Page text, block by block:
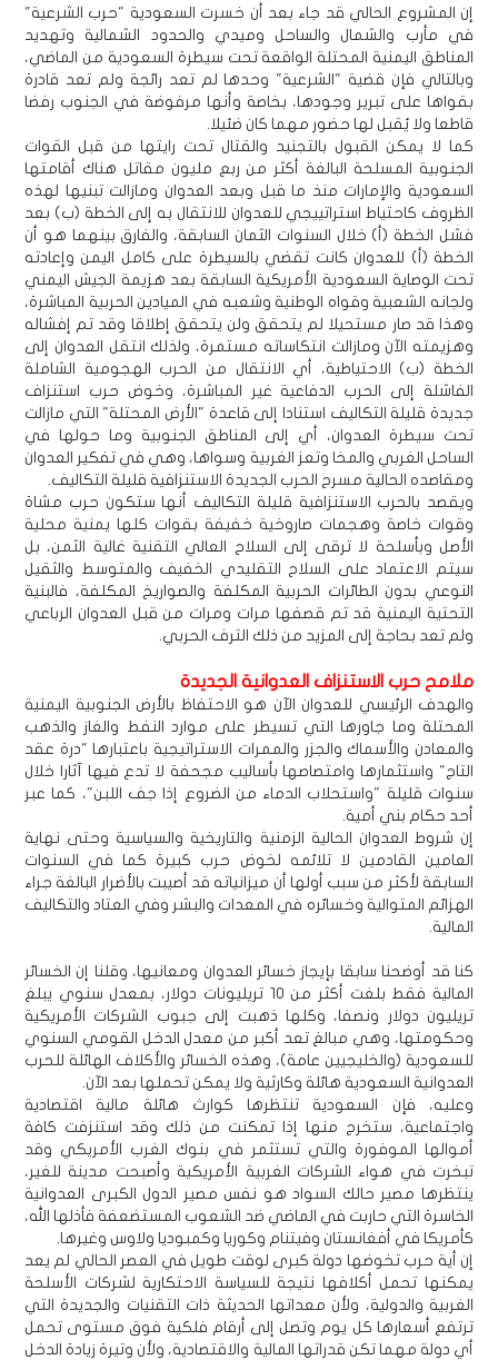
إن المشروع الحالي قد جاء بعد أن خسرت السعودية "حرب الشرعية"
في مأرب والشمال والساحل وميدي والحدود الشمالية وتهديد
المناطق اليمنية المحتلة الواقعة تحت سيطرة السعودية من الماضي،
وبالتالي فإن قضية "الشرعية" وحدها لم تعد رائجة ولم تعد قادرة
بقواها على تبرير وجودها، بخاصة وأنها مرفوضة في الجنوب رفضا
قاطعا ولا يُقبل لها حضور مهما كان ضئيلا.
كما لا يمكن القبول بالتجنيد والقتال تحت رايتها من قبل القوات
الجنوبية المسلحة البالغة أكثر من ربع مليون مقاتل هناك أقامتها
السعودية والإمارات منذ ما قبل وبعد العدوان ومازالت تبنيها لهذه
الظروف كاحتياط استراتييجي للعدوان للانتقال به إلى الخطة (ب) بعد
فشل الخطة (أ) خلال السنوات الثمان السابقة، والفارق بينهما هو أن
الخطة (أ) للعدوان كانت تقضي بالسيطرة على كامل اليمن وإعادته
تحت الوصاية السعودية الأمريكية السابقة بعد هزيمة الجيش اليمني
ولجانه الشعبية وقواه الوطنية وشعبه في الميادين الحربية المباشرة،
وهذا قد صار مستحيلا لم يتحقق ولن يتحقق إطلاقا وقد تم إفشاله
وهزيمته الآن ومازالت انتكاساته مستمرة، ولذلك انتقل العدوان إلى
الخطة (ب) الاحتياطية، أي الانتقال من الحرب الهجومية الشاملة
الفاشلة إلى الحرب الدفاعية غير المباشرة، وخوض حرب استنزاف
جديدة قليلة التكاليف استنادا إلى قاعدة "الأرض المحتلة" التي مازالت
تحت سيطرة العدوان، أي إلى المناطق الجنوبية وما حولها في
الساحل الغربي والمخا وتعز الغربية وسواها، وهي في تفكير العدوان
ومقاصده الحالية مسرح الحرب الجديدة الاستنزافية قليلة التكاليف.
ويقصد بالحرب الاستنزافية قليلة التكاليف أنها ستكون حرب مشاة
وقوات خاصة وهجمات صاروخية خفيفة بقوات كلها يمنية محلية
الأصل وبأسلحة لا ترقى إلى السلاح العالي التقنية غالية الثمن، بل
سيتم الاعتماد على السلاح التقليدي الخفيف والمتوسط والثقيل
النوعي بدون الطائرات الحربية المكلفة والصواريخ المكلفة، فالبنية
التحتية اليمنية قد تم قصفها مرات ومرات من قبل العدوان الرباعي
ولم تعد بحاجة إلى المزيد من ذلك الترف الحربي.
ملامح حرب الاستنزاف العدوانية الجديدة
والهدف الرئيسي للعدوان الآن هو الاحتفاظ بالأرض الجنوبية اليمنية
المحتلة وما جاورها التي تسيطر على موارد النفط والغاز والذهب
والمعادن والأسماك والجزر والممرات الاستراتيجية باعتبارها "درة عقد
التاج" واستثمارها وامتصاصها بأساليب مجحفة لا تدع فيها آثارا خلال
سنوات قليلة "واستحلاب الدماء من الضروع إذا جف اللبن"، كما عبر
أحد حكام بني أمية.
إن شروط العدوان الحالية الزمنية والتاريخية والسياسية وحتى نهاية
العامين القادمين لا تلائمه لخوض حرب كبيرة كما في السنوات
السابقة لأكثر من سبب أولها أن ميزانياته قد أصيبت بالأضرار البالغة جراء
الهزائم المتوالية وخسائره في المعدات والبشر وفي العتاد والتكاليف
المالية.
كنا قد أوضحنا سابقا بإيجاز خسائر العدوان ومعانيها، وقلنا إن الخسائر
المالية فقط بلغت أكثر من 10 تريليونات دولار، بمعدل سنوي يبلغ
تريليون دولار ونصفا، وكلها ذهبت إلى جبوب الشركات الأمريكية
وحكومتها، وهي مبالغ تعد أكبر من معدل الدخل القومي السنوي
للسعودية (والخليجيين عامة)، وهذه الخسائر والأكلاف الهائلة للحرب
العدوانية السعودية هائلة وكارثية ولا يمكن تحملها بعد الآن.
وعليه، فإن السعودية تنتظرها كوارث هائلة مالية اقتصادية
واجتماعية، ستخرج منها إذا تمكنت من ذلك وقد استنزفت كافة
أموالها الموفورة والتي تستثمر في بنوك الغرب الأمريكي وقد
تبخرت في هواء الشركات الغربية الأمريكية وأصبحت مدينة للغير،
ينتظرها مصير حالك السواد هو نفس مصير الدول الكبرى العدوانية
الخاسرة التي حاربت في الماضي ضد الشعوب المستضعفة فأذلها الله،
كأمريكا في أفغانستان وفيتنام وكوريا وكمبوديا ولاوس وغيرها.
إن أية حرب تخوضها دولة كبرى لوقت طويل في العصر الحالي لم يعد
يمكنها تحمل أكلافها نتيجة للسياسة الاحتكارية لشركات الأسلحة
الغربية والدولية، ولأن معداتها الحديثة ذات التقنيات والجديدة التي
ترتفع أسعارها كل يوم وتصل إلى أرقام فلكية فوق مستوى تحمل
أي دولة مهما تكن قدراتها المالية والاقتصادية، ولأن وتيرة زيادة الدخل